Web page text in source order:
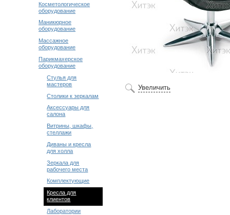
Косметологическое
оборудование
Маникюрное
оборудование
Массажное
оборудование
Парикмахерское
оборудование
Стулья для
мастеров
Столики к зеркалам
Аксессуары для
салона
Витрины, шкафы,
стеллажи
Диваны и кресла
для холла
Зеркала для
рабочего места
Комплектующие
Кресла для
клиентов
Лаборатории
Увеличить